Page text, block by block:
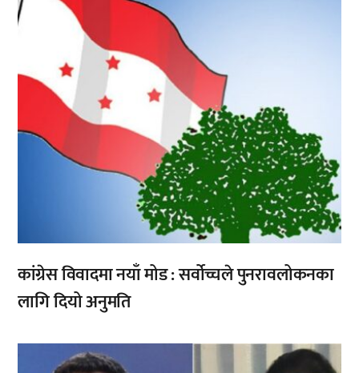
कांग्रेस विवादमा नयाँ मोड : सर्वोच्चले पुनरावलोकनका
लागि दियो अनुमति